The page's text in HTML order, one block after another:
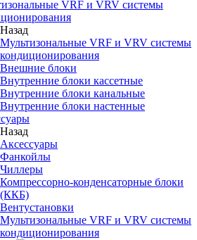
VRF и VRV системы
Назад
Мультизональные VRF и VRV системы
кондиционирования
Внешние блоки
Внутренние блоки кассетные
Внутренние блоки канальные
Внутренние блоки настенные
Назад
Аксессуары
Фанкойлы
Чиллеры
Компрессорно-конденсаторные блоки
(ККБ)
Вентустановки
Мультизональные VRF и VRV системы
кондиционирования